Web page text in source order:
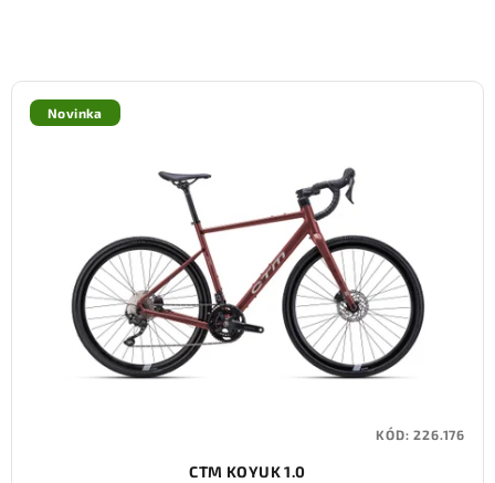
Novinka
CTM KOYUK 1.0
KÓD:226.176